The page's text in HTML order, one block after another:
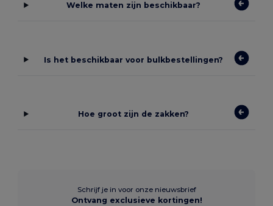
Welke maten zijn beschikbaar?
Is het beschikbaar voor bulkbestellingen?
Hoe groot zijn de zakken?
Schrijf je in voor onze nieuwsbrief
Ontvang exclusieve kortingen!